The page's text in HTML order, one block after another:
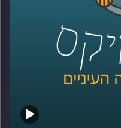
בכיר במכון למדיניות
מנכ”ל בפועל של
בחטיבת המחקר
מתקרבת לנשק גרעיני,